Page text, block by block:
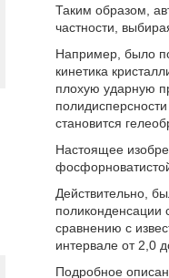
Таким образом,
частности,
Например, было
кинетика
плохую ударную
становится
Настоящее
Действительно,
поликонденсации
сравнению с
интервале от 2,0
Подробное